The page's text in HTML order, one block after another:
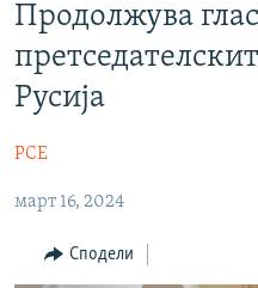
содржината
Оди
на
главната
навигација
на
СВЕТ
ВИЗУЕЛНО
ШТО ТРЕБА ДА ЗНАЕТЕ
ПРИЈАВИ СЕ ЗА ЊУЗЛЕТЕР
ПОДКАСТ ЗОШТО?
Продолжува
Русија
РСЕ
март 16, 2024
Сподели